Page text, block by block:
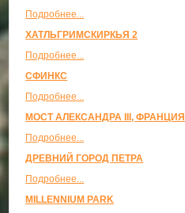
Подробнее...
ХАТЛЬГРИМСКИРКЬЯ 2
Подробнее...
СФИНКС
Подробнее...
МОСТ АЛЕКСАНДРА III, ФРАНЦИЯ
Подробнее...
ДРЕВНИЙ ГОРОД ПЕТРА
Подробнее...
MILLENNIUM PARK